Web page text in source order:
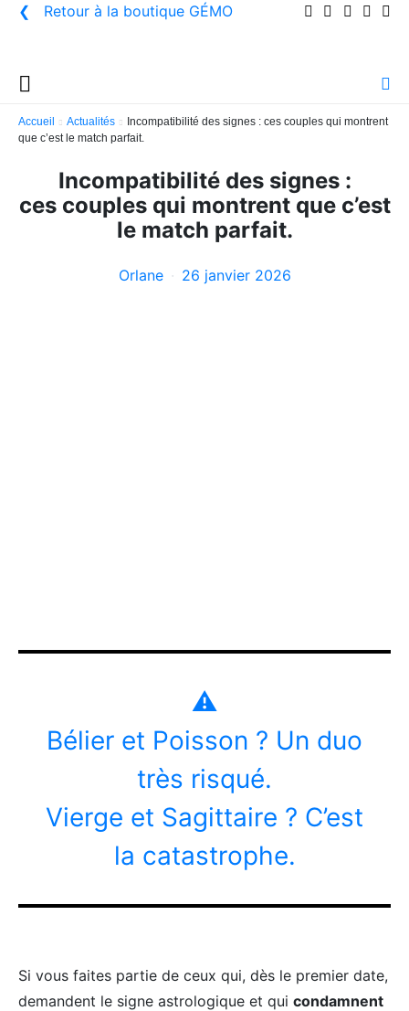
❮ Retour à la boutique GÉMO
Accueil Actualités
Incompatibilité des signes : ces couples qui montrent
que c’est le match parfait.
Incompatibilité des signes :
ces couples qui montrent que c’est
le match parfait.
Orlane 26 janvier 2026
⚠️
Bélier et Poisson ? Un duo
très risqué.
Vierge et Sagittaire ? C’est
la catastrophe.
Si vous faites partie de ceux qui, dès le premier date,
demandent le signe astrologique et qui condamnent